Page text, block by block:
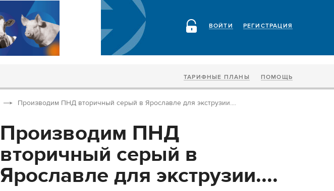
РЕГИСТРАЦИЯ
ВОЙТИ
ТАРИФНЫЕ ПЛАНЫ ПОМОЩЬ
Производим ПНД вторичный серый в Ярославле для экструзии....
Производим ПНД
вторичный серый в
Ярославле для экструзии....